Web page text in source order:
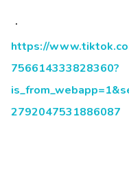
・
https://
756614333828360?
2792047531886087